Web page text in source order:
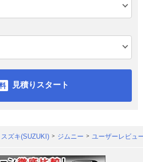
見積りスタート
スズキ(SUZUKI) ジムニー ユーザーレビュ